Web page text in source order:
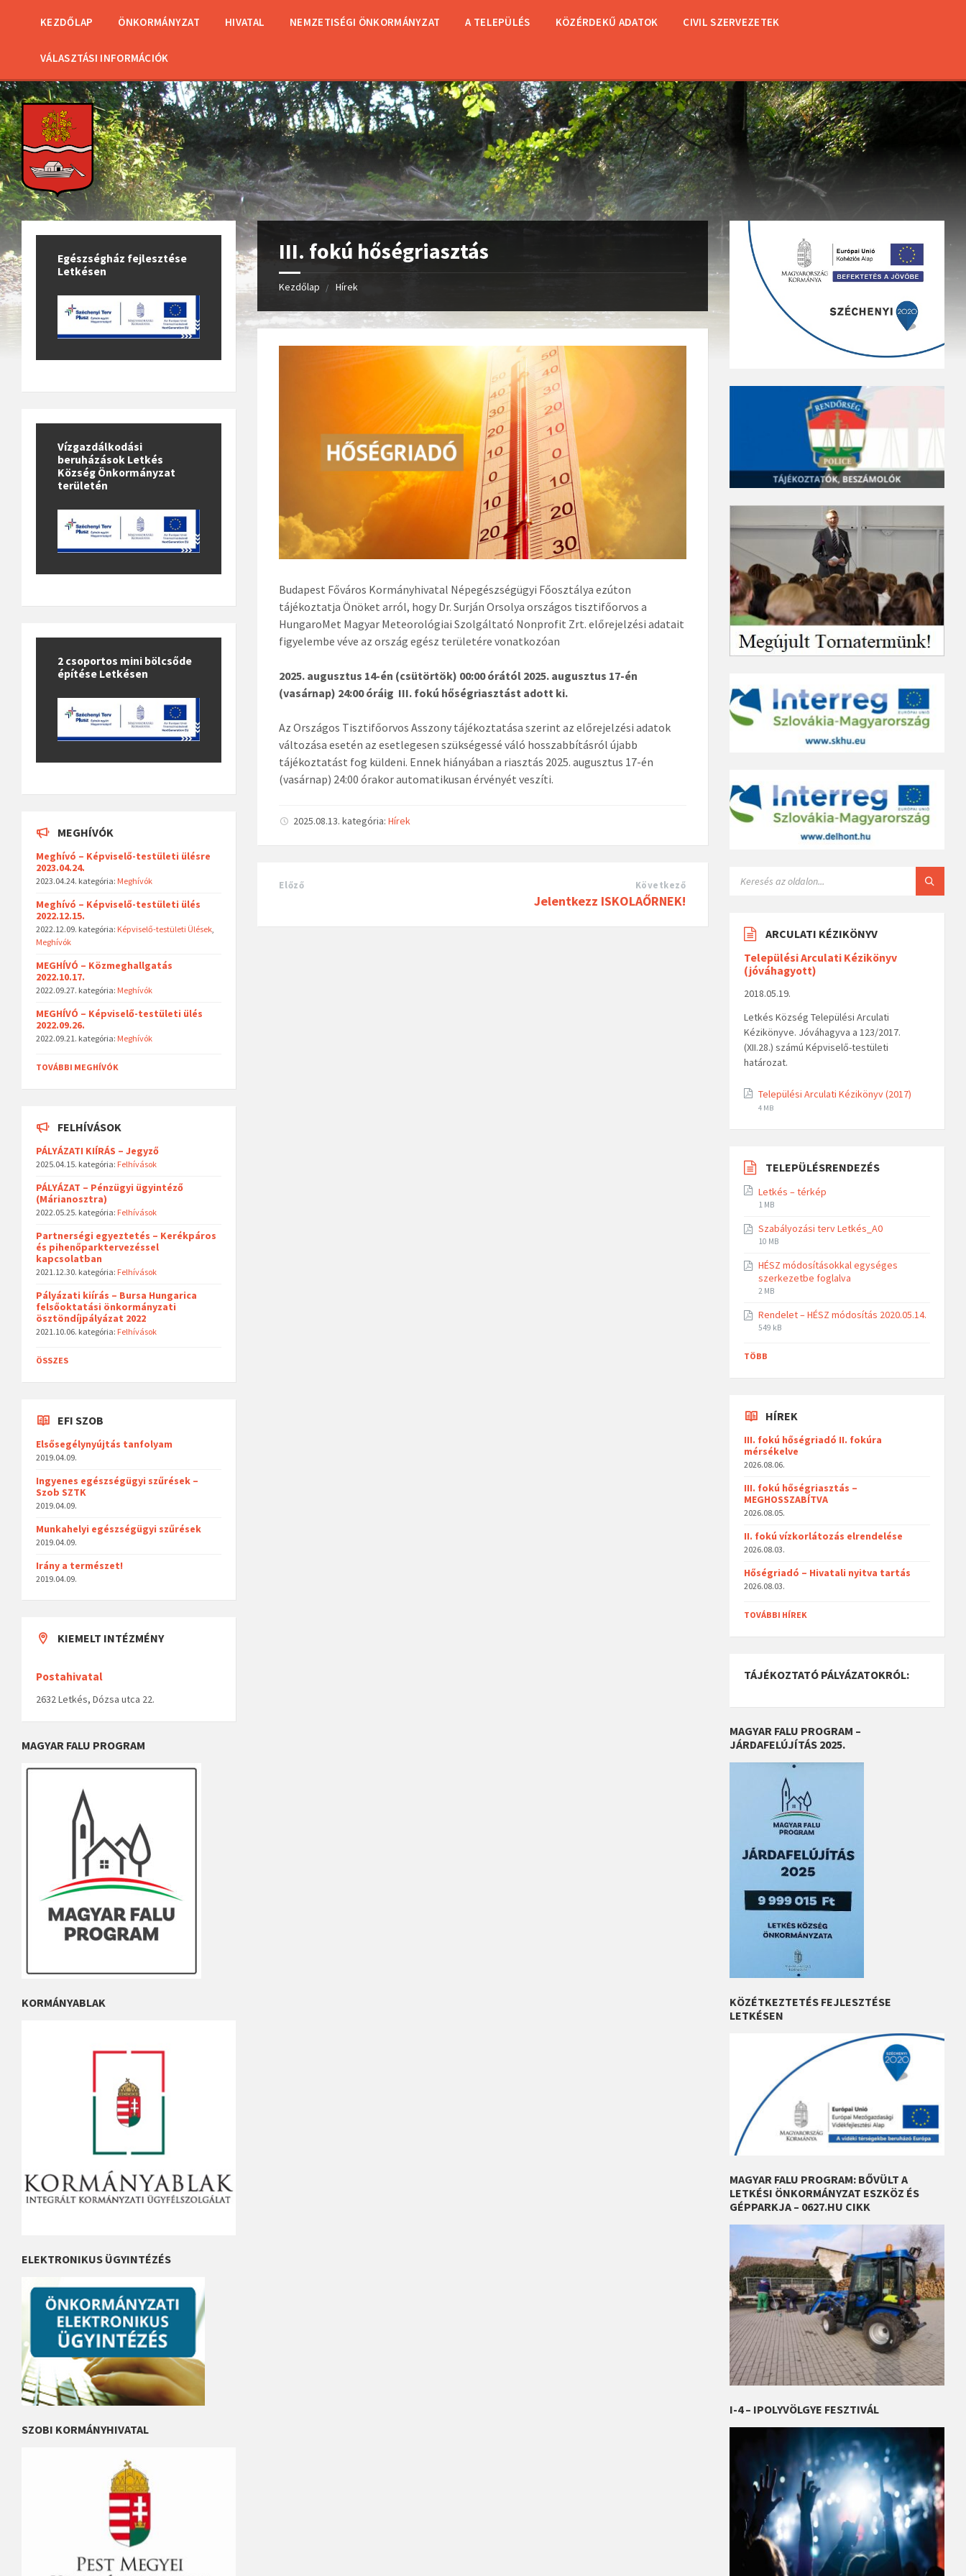
KEZDŐLAP ÖNKORMÁNYZAT HIVATAL NEMZETISÉGI ÖNKORMÁNYZAT A TELEPÜLÉS KÖZÉRDEKŰ ADATOK CIVIL SZERVEZETEK
VÁLASZTÁSI INFORMÁCIÓK
III. fokú hőségriasztás
Kezdőlap Hírek
Budapest Főváros Kormányhivatal Népegészségügyi Főosztálya ezúton
tájékoztatja Önöket arról, hogy Dr. Surján Orsolya országos tisztifőorvos a
HungaroMet Magyar Meteorológiai Szolgáltató Nonprofit Zrt. előrejelzési adatait
figyelembe véve az ország egész területére vonatkozóan
2025. augusztus 14-én (csütörtök) 00:00 órától 2025. augusztus 17-én
(vasárnap) 24:00 óráig III. fokú hőségriasztást adott ki.
Az Országos Tisztifőorvos Asszony tájékoztatása szerint az előrejelzési adatok
változása esetén az esetlegesen szükségessé váló hosszabbításról újabb
tájékoztatást fog küldeni. Ennek hiányában a riasztás 2025. augusztus 17-én
(vasárnap) 24:00 órakor automatikusan érvényét veszíti.
2025.08.13.kategória:Hírek
Előző Következő
Jelentkezz ISKOLAŐRNEK!
Egészségház fejlesztése
Letkésen
Vízgazdálkodási
beruházások Letkés
Község Önkormányzat
területén
2 csoportos mini bölcsőde
építése Letkésen
MEGHÍVÓK
Meghívó – Képviselő-testületi ülésre
2023.04.24.
2023.04.24. kategória: Meghívók
Meghívó – Képviselő-testületi ülés
2022.12.15.
2022.12.09. kategória: Képviselő-testületi Ülések,
Meghívók
MEGHÍVÓ – Közmeghallgatás
2022.10.17.
2022.09.27. kategória: Meghívók
MEGHÍVÓ – Képviselő-testületi ülés
2022.09.26.
2022.09.21. kategória: Meghívók
TOVÁBBI MEGHÍVÓK
FELHÍVÁSOK
PÁLYÁZATI KIÍRÁS – Jegyző
2025.04.15. kategória: Felhívások
PÁLYÁZAT – Pénzügyi ügyintéző
(Márianosztra)
2022.05.25. kategória: Felhívások
Partnerségi egyeztetés – Kerékpáros
és pihenőparktervezéssel
kapcsolatban
2021.12.30. kategória: Felhívások
Pályázati kiírás – Bursa Hungarica
felsőoktatási önkormányzati
ösztöndíjpályázat 2022
2021.10.06. kategória: Felhívások
ÖSSZES
EFI SZOB
Elsősegélynyújtás tanfolyam
2019.04.09.
Ingyenes egészségügyi szűrések –
Szob SZTK
2019.04.09.
Munkahelyi egészségügyi szűrések
2019.04.09.
Irány a természet!
2019.04.09.
KIEMELT INTÉZMÉNY
Postahivatal
2632 Letkés, Dózsa utca 22.
MAGYAR FALU PROGRAM
KORMÁNYABLAK
ELEKTRONIKUS ÜGYINTÉZÉS
SZOBI KORMÁNYHIVATAL
ARCULATI KÉZIKÖNYV
Települési Arculati Kézikönyv
(jóváhagyott)
2018.05.19.
Letkés Község Települési Arculati
Kézikönyve. Jóváhagyva a 123/2017.
(XII.28.) számú Képviselő-testületi
határozat.
Települési Arculati Kézikönyv (2017)
4 MB
TELEPÜLÉSRENDEZÉS
Letkés – térkép
1 MB
Szabályozási terv Letkés_A0
10 MB
HÉSZ módosításokkal egységes
szerkezetbe foglalva
2 MB
Rendelet – HÉSZ módosítás 2020.05.14.
549 kB
TÖBB
HÍREK
III. fokú hőségriadó II. fokúra
mérsékelve
2026.08.06.
III. fokú hőségriasztás –
MEGHOSSZABÍTVA
2026.08.05.
II. fokú vízkorlátozás elrendelése
2026.08.03.
Hőségriadó – Hivatali nyitva tartás
2026.08.03.
TOVÁBBI HÍREK
TÁJÉKOZTATÓ PÁLYÁZATOKRÓL:
MAGYAR FALU PROGRAM –
JÁRDAFELÚJÍTÁS 2025.
KÖZÉTKEZTETÉS FEJLESZTÉSE
LETKÉSEN
MAGYAR FALU PROGRAM: BŐVÜLT A
LETKÉSI ÖNKORMÁNYZAT ESZKÖZ ÉS
GÉPPARKJA – 0627.HU CIKK
I-4 – IPOLYVÖLGYE FESZTIVÁL